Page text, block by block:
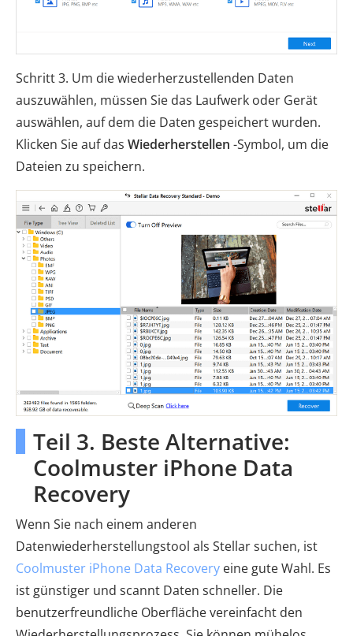
Schritt 3. Um die wiederherzustellenden Daten
auszuwählen, müssen Sie das Laufwerk oder Gerät
auswählen, auf dem die Daten gespeichert wurden.
Klicken Sie auf das Wiederherstellen -Symbol, um die
Dateien zu speichern.
Teil 3. Beste Alternative:
Coolmuster iPhone Data
Recovery
Wenn Sie nach einem anderen
Datenwiederherstellungstool als Stellar suchen, ist
Coolmuster iPhone Data Recovery eine gute Wahl. Es
ist günstiger und scannt Daten schneller. Die
benutzerfreundliche Oberfläche vereinfacht den